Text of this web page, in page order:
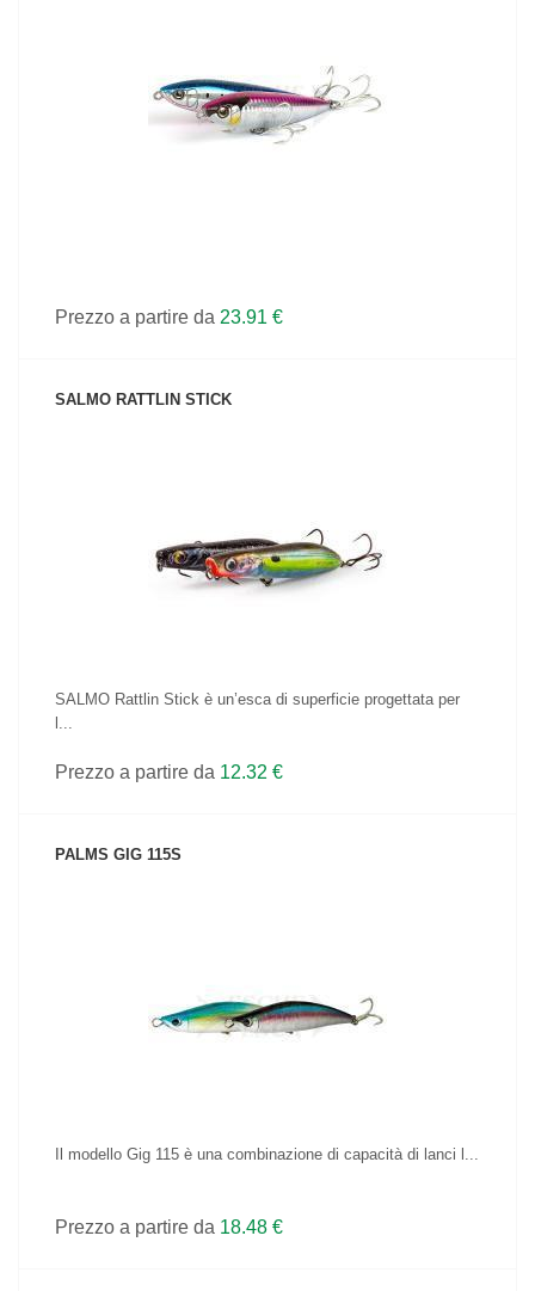
VEDI IL PRODOTTO
Prezzo a partire da 23.91 €
SALMO RATTLIN STICK
SALMO Rattlin Stick è un’esca di superficie progettata per
l...
Prezzo a partire da 12.32 €
PALMS GIG 115S
Il modello Gig 115 è una combinazione di capacità di lanci l...
Prezzo a partire da 18.48 €